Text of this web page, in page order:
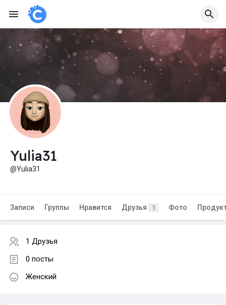
Yulia31
@Yulia31
Записи Группы Нравится Друзья 1 Фото
1 Друзья
0 посты
Женский